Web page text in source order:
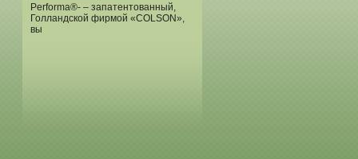
Performa®- – запатентованный,
Голландской фирмой «COLSON»,
вы